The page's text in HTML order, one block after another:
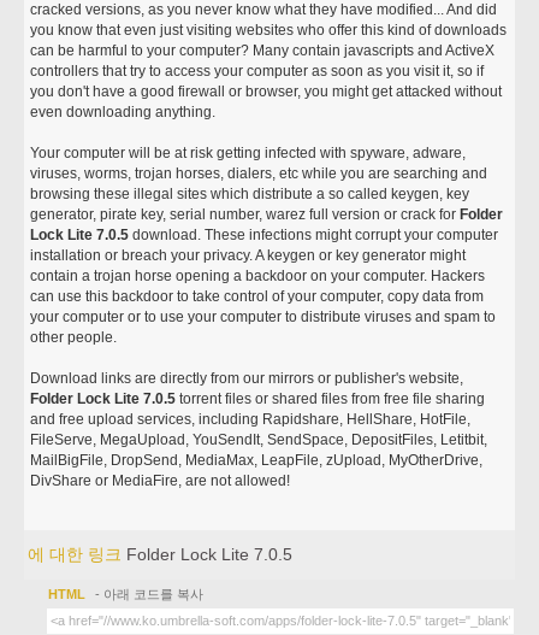
cracked versions, as you never know what they have modified... And did
you know that even just visiting websites who offer this kind of downloads
can be harmful to your computer? Many contain javascripts and ActiveX
controllers that try to access your computer as soon as you visit it, so if
you don't have a good firewall or browser, you might get attacked without
even downloading anything.
Your computer will be at risk getting infected with spyware, adware,
viruses, worms, trojan horses, dialers, etc while you are searching and
browsing these illegal sites which distribute a so called keygen, key
generator, pirate key, serial number, warez full version or crack for Folder
Lock Lite 7.0.5 download. These infections might corrupt your computer
installation or breach your privacy. A keygen or key generator might
contain a trojan horse opening a backdoor on your computer. Hackers
can use this backdoor to take control of your computer, copy data from
your computer or to use your computer to distribute viruses and spam to
other people.
Download links are directly from our mirrors or publisher's website,
Folder Lock Lite 7.0.5 torrent files or shared files from free file sharing
and free upload services, including Rapidshare, HellShare, HotFile,
FileServe, MegaUpload, YouSendIt, SendSpace, DepositFiles, Letitbit,
MailBigFile, DropSend, MediaMax, LeapFile, zUpload, MyOtherDrive,
DivShare or MediaFire, are not allowed!
에 대한 링크 Folder Lock Lite 7.0.5
HTML - 아래 코드를 복사